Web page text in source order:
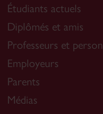
Étudiants actuels
Diplômés et amis
Professeurs et
Employeurs
Parents
Médias